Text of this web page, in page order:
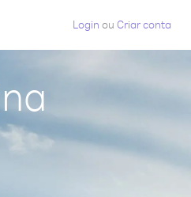
Login ou Criar conta